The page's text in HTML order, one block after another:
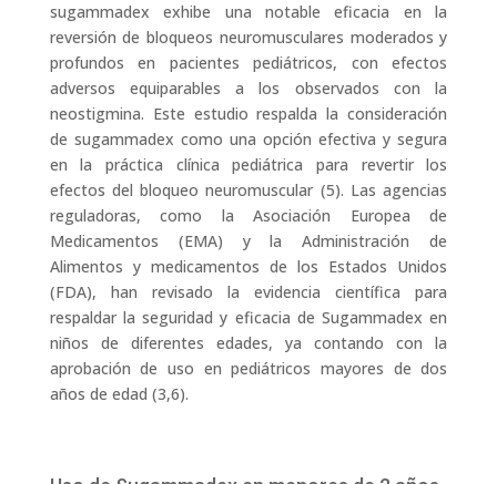
sugammadex exhibe una notable eficacia en la
reversión de bloqueos neuromusculares moderados y
profundos en pacientes pediátricos, con efectos
adversos equiparables a los observados con la
neostigmina. Este estudio respalda la consideración
de sugammadex como una opción efectiva y segura
en la práctica clínica pediátrica para revertir los
efectos del bloqueo neuromuscular (5). Las agencias
reguladoras, como la Asociación Europea de
Medicamentos (EMA) y la Administración de
Alimentos y medicamentos de los Estados Unidos
(FDA), han revisado la evidencia científica para
respaldar la seguridad y eficacia de Sugammadex en
niños de diferentes edades, ya contando con la
aprobación de uso en pediátricos mayores de dos
años de edad (3,6).